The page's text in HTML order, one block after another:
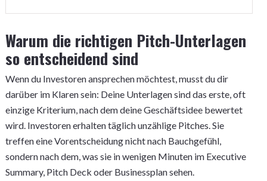
Warum die richtigen Pitch-Unterlagen
so entscheidend sind
Wenn du Investoren ansprechen möchtest, musst du dir
darüber im Klaren sein: Deine Unterlagen sind das erste, oft
einzige Kriterium, nach dem deine Geschäftsidee bewertet
wird. Investoren erhalten täglich unzählige Pitches. Sie
treffen eine Vorentscheidung nicht nach Bauchgefühl,
sondern nach dem, was sie in wenigen Minuten im Executive
Summary, Pitch Deck oder Businessplan sehen.